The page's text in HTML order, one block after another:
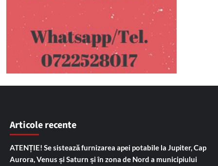
Articole recente
ATENȚIE! Se sistează furnizarea apei potabile la Jupiter, Cap
Aurora, Venus și Saturn și în zona de Nord a municipiului